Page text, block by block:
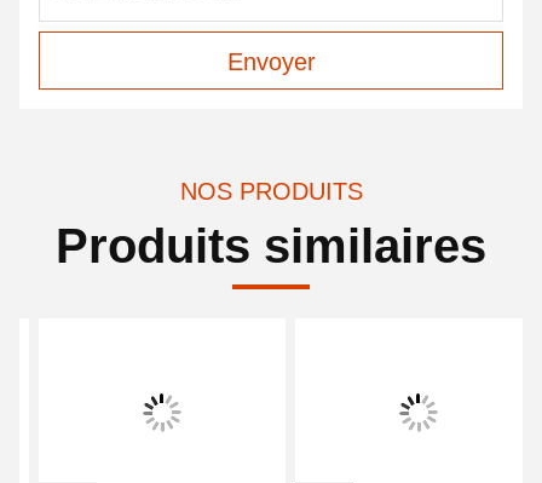
Envoyer
NOS PRODUITS
Produits similaires